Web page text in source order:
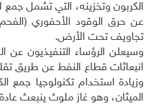
الكربون وتخزينه، التي تشمل جمع
عن حرق الوقود الأحفوري
تجاويف تحت الأرض.
وسيعلن الرؤساء التنفيذيون عن
انبعاثات قطاع النفط عن طريق
وزيادة استخدام تكنولوجيا جمع
الميثان، وهو غاز ملوث ينبعث